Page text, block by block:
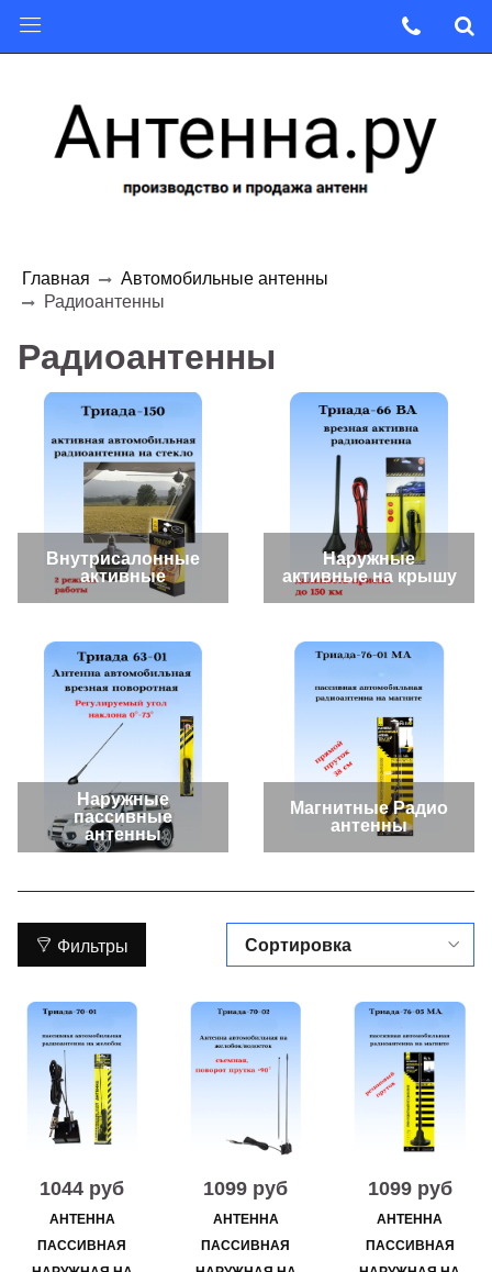
Главная
Автомобильные антенны
Радиоантенны
Радиоантенны
Внутрисалонные
активные
Наружные
активные на крышу
Наружные
пассивные
антенны
Магнитные Радио
антенны
Фильтры
1044 руб
АНТЕННА
ПАССИВНАЯ
1099 руб
АНТЕННА
ПАССИВНАЯ
1099 руб
АНТЕННА
ПАССИВНАЯ